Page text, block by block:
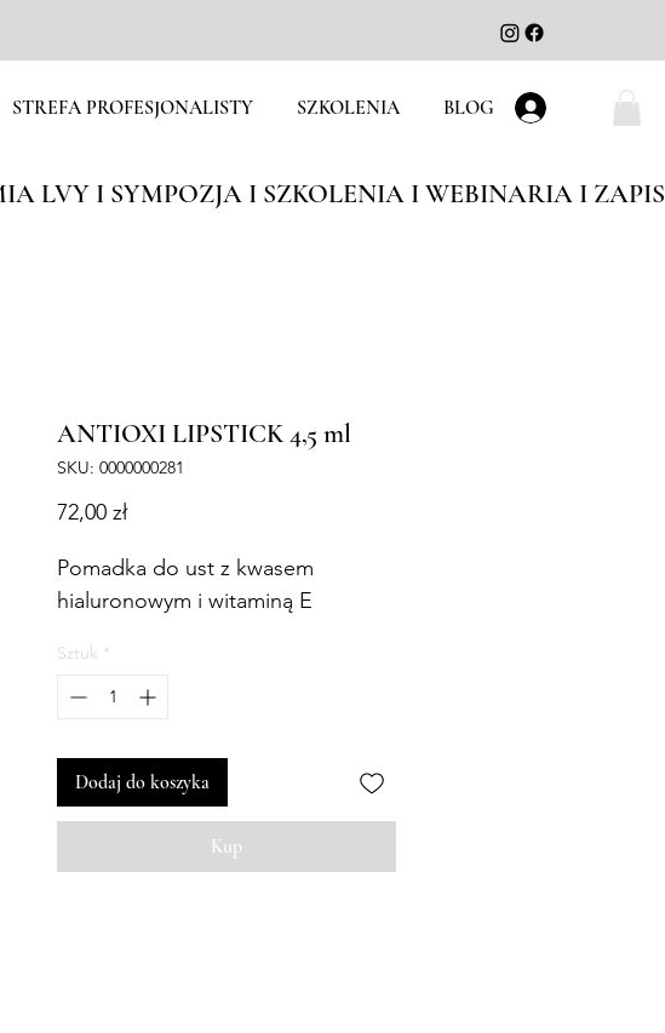
STREFA PROFESJONALISTY SZKOLENIA BLOG Zaloguj się
ANTIOXI LIPSTICK 4,5 ml
SKU: 0000000281
72,00 złCena
Pomadka do ust z kwasem
hialuronowym i witaminą E
Sztuk *
Dodaj do koszyka
Kup